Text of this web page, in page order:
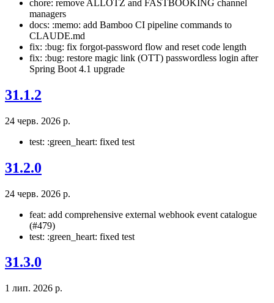
chore: remove ALLOTZ and FASTBOOKING channel
managers
docs: :memo: add Bamboo CI pipeline commands to
CLAUDE.md
fix: :bug: fix forgot-password flow and reset code length
fix: :bug: restore magic link (OTT) passwordless login after
Spring Boot 4.1 upgrade
31.1.2
24 черв. 2026 р.
test: :green_heart: fixed test
31.2.0
24 черв. 2026 р.
feat: add comprehensive external webhook event catalogue
(#479)
test: :green_heart: fixed test
31.3.0
1 лип. 2026 р.